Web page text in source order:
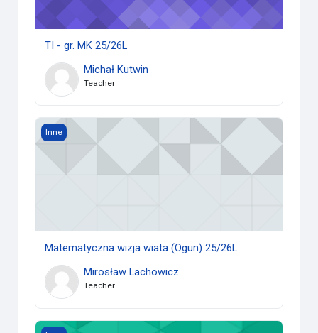
TI - gr. MK 25/26L
Michał Kutwin
Teacher
Matematyczna wizja wiata (Ogun) 25/26L
Inne
Matematyczna wizja wiata (Ogun) 25/26L
Mirosław Lachowicz
Teacher